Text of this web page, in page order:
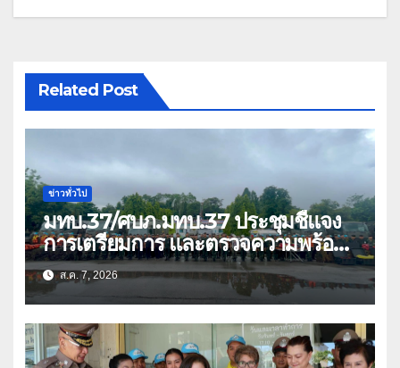
Related Post
ข่าวทั่วไป
มทบ.37/ศบภ.มทบ.37 ประชุมชี้แจง
การเตรียมการ และตรวจความพร้อม
ด้านการบรรเทาสาธารณภัย
ส.ค. 7, 2026